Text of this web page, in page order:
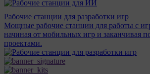
Рабочие станции для разработки игр
Мощные рабочие станции для работы с
начиная от мобильных игр и заканчивая
проектами.